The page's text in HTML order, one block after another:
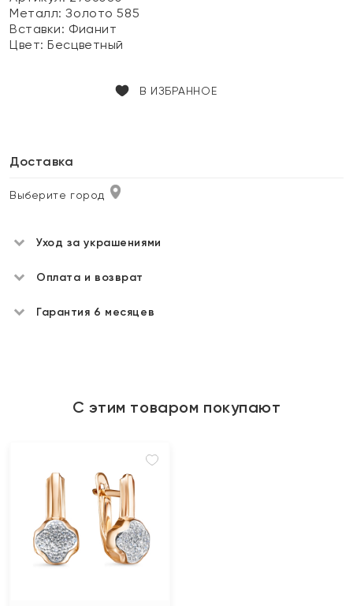
Металл:Золото 585
Вставки: Фианит
Цвет:Бесцветный
В ИЗБРАННОЕ
Доставка
Выберите город
Уход за украшениями
Оплата и возврат
Гарантия 6 месяцев
С этим товаром покупают